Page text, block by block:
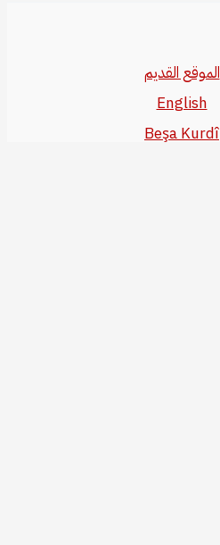
الموقع القديم
English
Beşa Kurdî